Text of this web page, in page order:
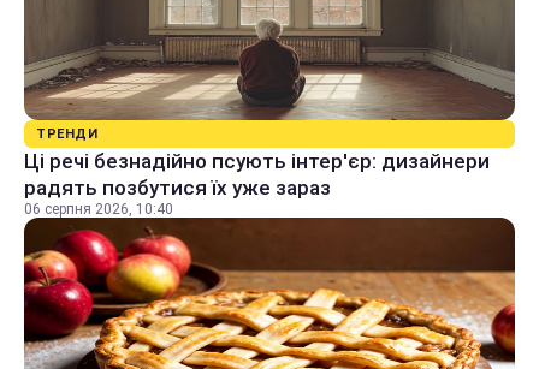
ТРЕНДИ
Ці речі безнадійно псують інтер'єр: дизайнери
радять позбутися їх уже зараз
06 серпня 2026, 10:40